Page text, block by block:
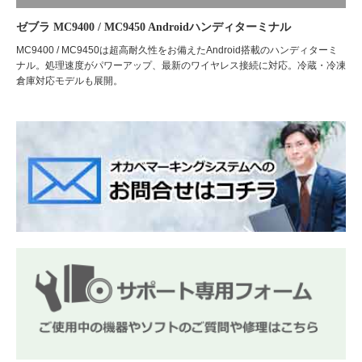
ゼブラ MC9400 / MC9450 Androidハンディターミナル
MC9400 / MC9450は超高耐久性をお備えたAndroid搭載のハンディターミ
ナル。処理速度がパワーアップ、最新のワイヤレス接続に対応。冷蔵・冷凍
倉庫対応モデルも展開。